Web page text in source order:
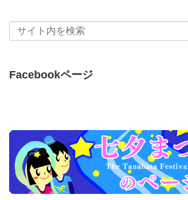
Facebookページ